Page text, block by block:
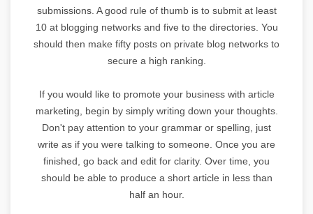
submissions. A good rule of thumb is to submit at least
10 at blogging networks and five to the directories. You
should then make fifty posts on private blog networks to
secure a high ranking.
If you would like to promote your business with article
marketing, begin by simply writing down your thoughts.
Don't pay attention to your grammar or spelling, just
write as if you were talking to someone. Once you are
finished, go back and edit for clarity. Over time, you
should be able to produce a short article in less than
half an hour.